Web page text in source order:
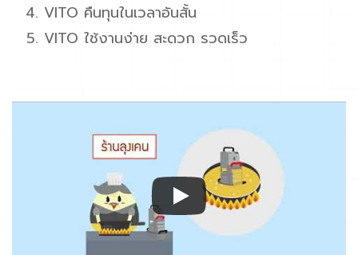
VITO คืนทุนในเวลาอันสั้น
VITO ใช้งานง่าย สะดวก รวดเร็ว